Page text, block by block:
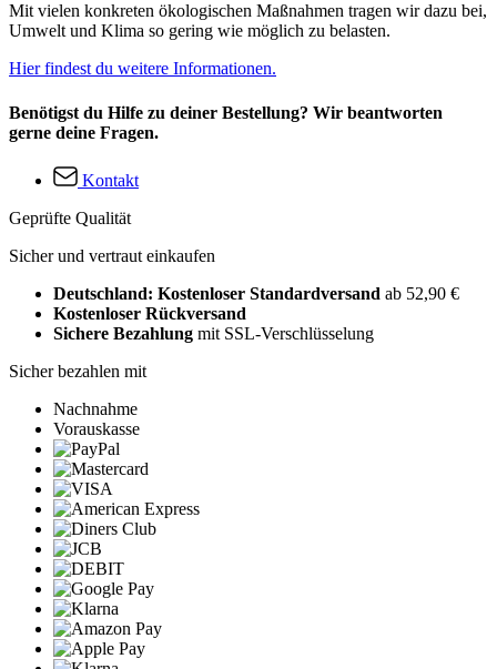
Mit vielen konkreten ökologischen Maßnahmen tragen wir dazu bei,
Umwelt und Klima so gering wie möglich zu belasten.
Hier findest du weitere Informationen.
Benötigst du Hilfe zu deiner Bestellung? Wir beantworten
gerne deine Fragen.
Kontakt
Geprüfte Qualität
Sicher und vertraut einkaufen
Deutschland: Kostenloser Standardversand ab 52,90 €
Kostenloser Rückversand
Sichere Bezahlung mit SSL-Verschlüsselung
Sicher bezahlen mit
Nachnahme
Vorauskasse